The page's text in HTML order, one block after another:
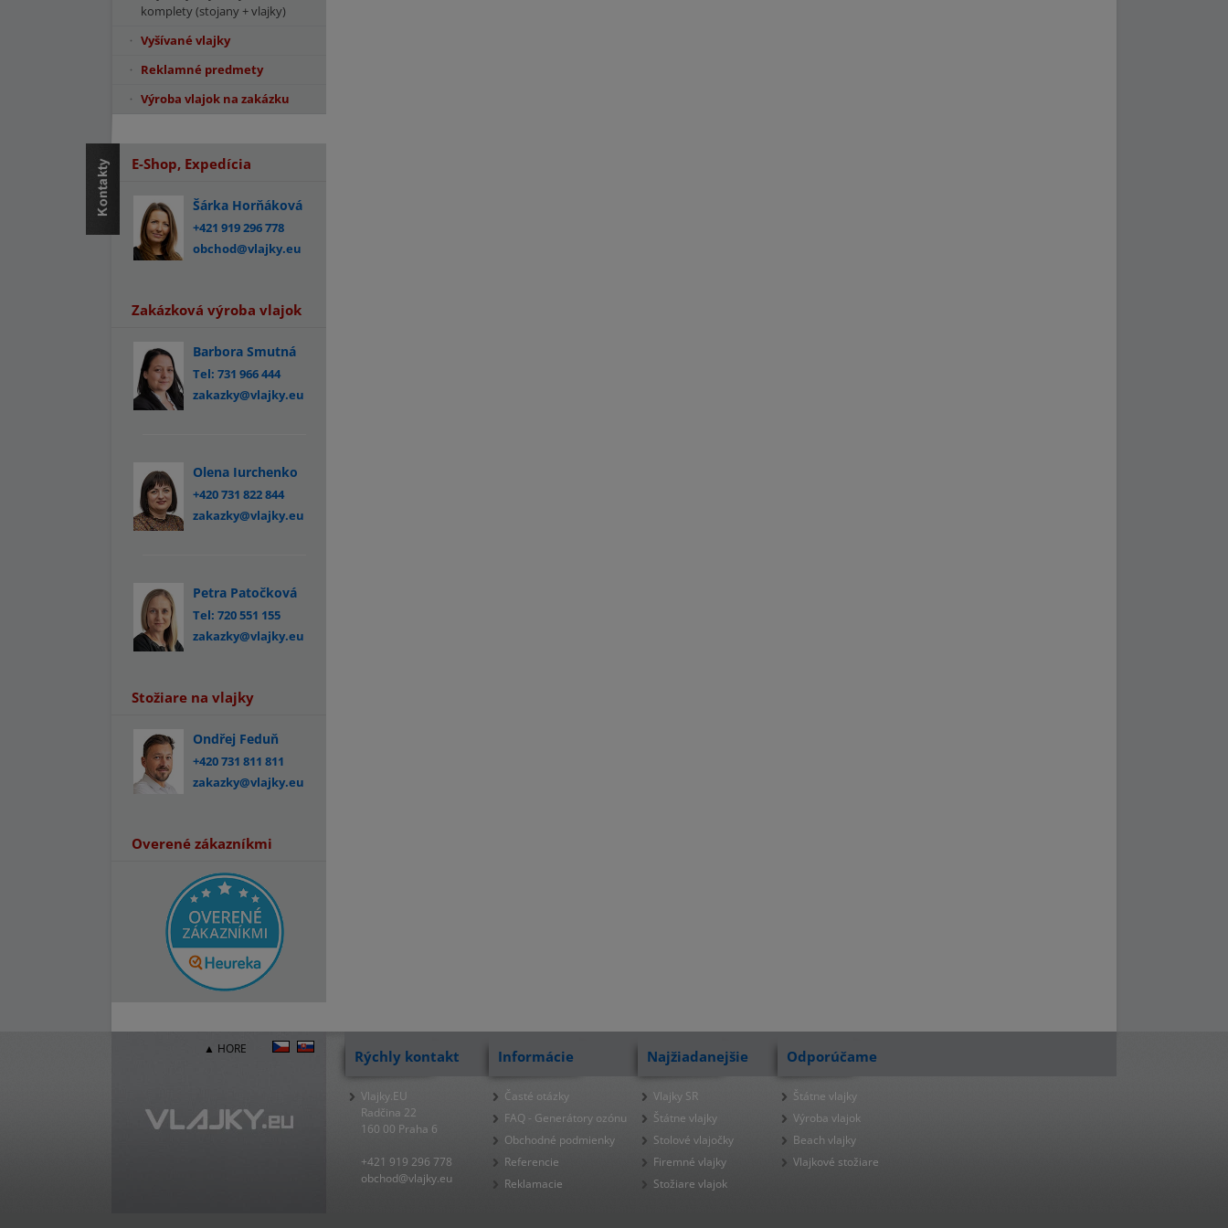
komplety (stojany + vlajky)
Vyšívané vlajky
Reklamné predmety
Výroba vlajok na zakázku
E-Shop, Expedícia
Šárka Horňáková
+421 919 296 778
obchod@vlajky.eu
Zakázková výroba vlajok
Barbora Smutná
Tel: 731 966 444
zakazky@vlajky.eu
Olena Iurchenko
+420 731 822 844
zakazky@vlajky.eu
Petra Patočková
Tel: 720 551 155
zakazky@vlajky.eu
Stožiare na vlajky
Ondřej Feduň
+420 731 811 811
zakazky@vlajky.eu
Overené zákazníkmi
▲ HORE Rýchly kontakt
Vlajky.EU
Radčina 22
160 00 Praha 6
+421 919 296 778
obchod@vlajky.eu
Informácie
Časté otázky
FAQ - Generátory ozónu
Obchodné podmienky
Referencie
Reklamacie
Najžiadanejšie
Vlajky SR
Štátne vlajky
Stolové vlajočky
Firemné vlajky
Stožiare vlajok
Odporúčame
Štátne vlajky
Výroba vlajok
Beach vlajky
Vlajkové stožiare